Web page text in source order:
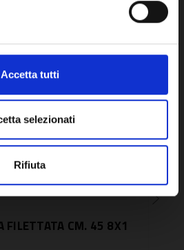
Accetta tutti
selezionati
Rifiuta
FILETTATA CM. 45 8X1